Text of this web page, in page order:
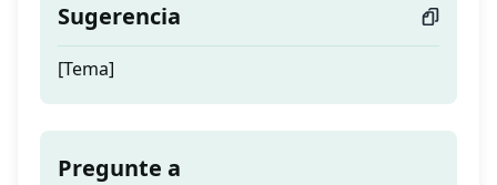
Sugerencia
[Tema]
Pregunte a